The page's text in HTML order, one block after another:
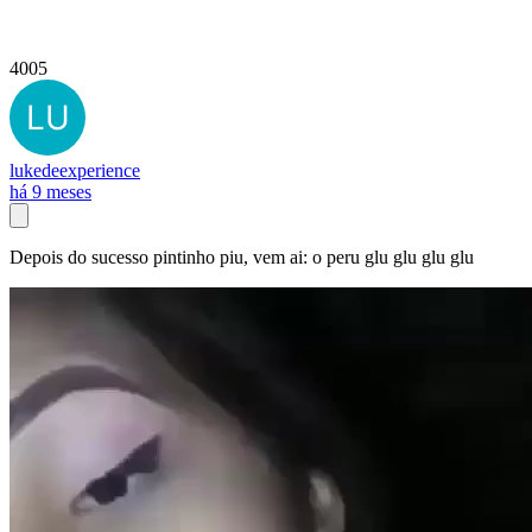
4005
lukedeexperience
há 9 meses
Depois do sucesso pintinho piu, vem ai: o peru glu glu glu glu